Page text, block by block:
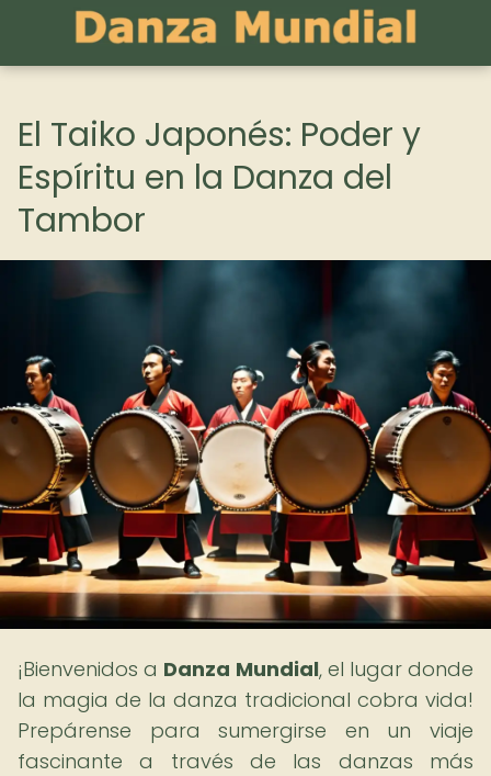
El Taiko Japonés: Poder y
Espíritu en la Danza del
Tambor
¡Bienvenidos a Danza Mundial, el lugar donde
la magia de la danza tradicional cobra vida!
Prepárense para sumergirse en un viaje
fascinante a través de las danzas más